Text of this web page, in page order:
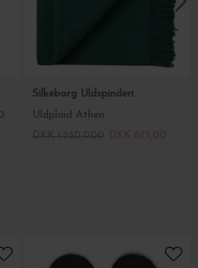
Silkeborg Uldspinderi
Uldplaid Athen